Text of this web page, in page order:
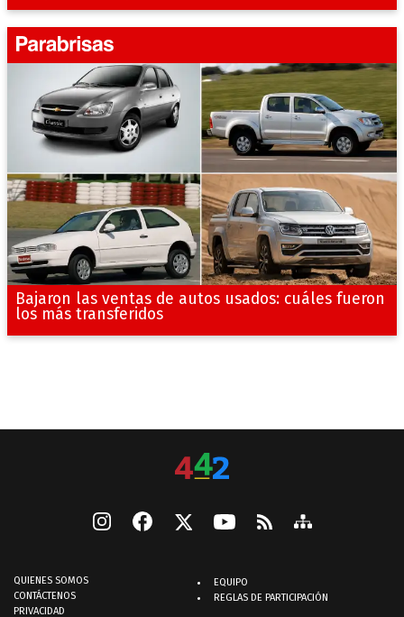
Bajaron las ventas de autos usados: cuáles fueron
los más transferidos
QUIENES SOMOS
CONTÁCTENOS
PRIVACIDAD
EQUIPO
REGLAS DE PARTICIPACIÓN